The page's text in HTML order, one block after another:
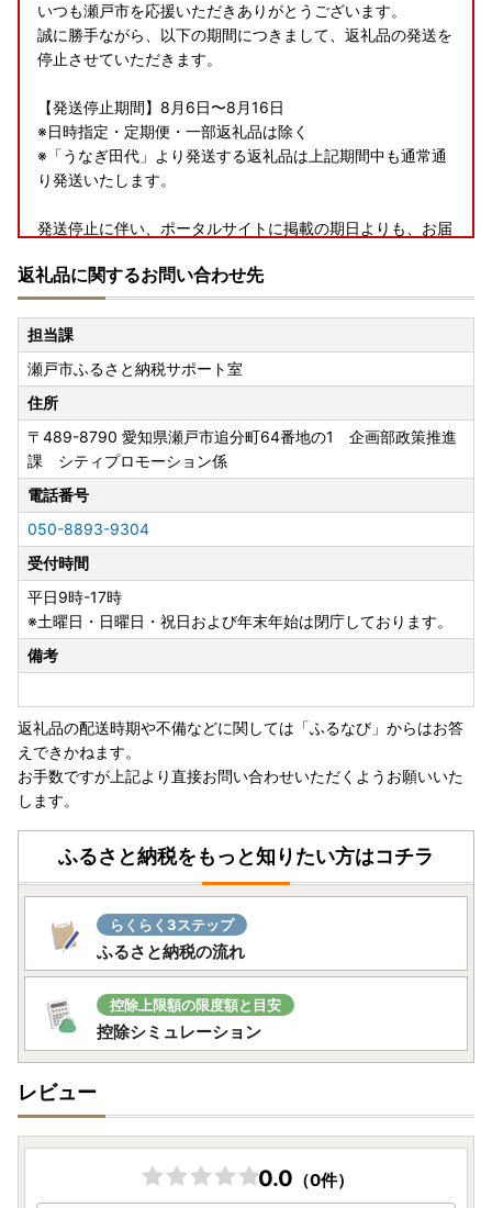
いつも瀬戸市を応援いただきありがとうございます。
誠に勝手ながら、以下の期間につきまして、返礼品の発送を
停止させていただきます。
【発送停止期間】8月6日〜8月16日
※日時指定・定期便・一部返礼品は除く
※「うなぎ田代」より発送する返礼品は上記期間中も通常通
り発送いたします。
発送停止に伴い、ポータルサイトに掲載の期日よりも、お届
ご迷惑をおかけいたしますが、何卒ご理解のほどお願い申し
上げます。
■ふるさと納税の対象となる地方団体の指定について
瀬戸市は令和7年9月26日付総務大臣通知「ふるさと納税の
対象となる地方団体の指定について（通知）」にて、地方税
法（昭和25年法律第226号）第37条の2第2項及び第314条の
7第2項の規定に基づき、ふるさと納税の対象となる地方団体
として指定されました。
指定対象期間は、令和7年10月1日から令和8年9月30日まで
です。
■書類の発送について
返礼品とは別に2週間以内に発送いたします。
■返礼品の発送について
あった場合は、返礼品到着日含む、2週間以内に問題個所の
画像を添付の上、下記『ふるさと納税サポート室』までご連
絡ください。
長期不在などで返礼品のお受け取りができない場合は、必ず
ご連絡ください。原則、再送はいたしかねます。
配達指定日や曜日のご指定はできかねます。
お申込みが集中する人気の返礼品は、ページ記載の配送日程
よりもお届けにお時間をいただく場合がございます。
※お名前に旧字体または機種依存文字などが含まれている場
合、当市からお送りするメールにおいて、システム上一部の
メールソフトにて文字化けが発生する可能性がございます。
何卒ご了承ください。
-------------------------------------------------------
〒489-8790
日本郵便（株） 瀬戸郵便局 私書箱83号
瀬戸市役所 企画部 政策推進課 シティプロモーション係
返礼品に関するお問い合わせ先
担当課
瀬戸市ふるさと納税サポート室
住所
〒489-8790 愛知県瀬戸市追分町64番地の1 企画部政策推進
課 シティプロモーション係
電話番号
050-8893-9304
受付時間
平日9時-17時
※土曜日・日曜日・祝日および年末年始は閉庁しております。
備考
返礼品の配送時期や不備などに関しては「ふるなび」からはお答
えできかねます。
お手数ですが上記より直接お問い合わせいただくようお願いいた
します。
ふるさと納税をもっと知りたい方はコチラ
らくらく3ステップ
ふるさと納税の流れ
控除上限額の限度額と目安
控除シミュレーション
レビュー
0.0 （0件）